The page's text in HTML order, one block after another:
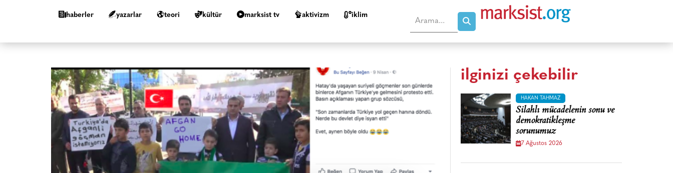
haberler yazarlar teori kültür marksist tv aktivizm i̇klim
ilginizi çekebilir
HAKAN TAHMAZ
Silahlı mücadelenin sonu ve
demokratikleşme
sorunumuz
7 Ağustos 2026